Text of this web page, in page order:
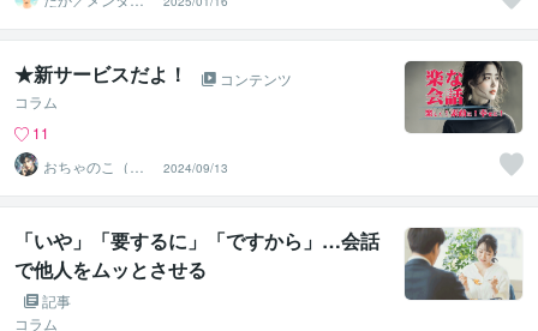
パートナー
★新サービスだよ！
コンテンツ
コラム
11
おちゃのこ（御
茶乃子祭々）
2024/09/13
「いや」「要するに」「ですから」…会話
で他人をムッとさせる
記事
コラム